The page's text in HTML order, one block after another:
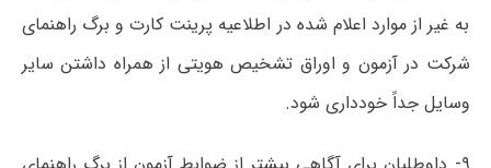
به غیر از موارد اعلام شده در اطلاعیه پرینت کارت و برگ راهنمای
شرکت در آزمون و اوراق تشخیص هویتی از همراه داشتن سایر
وسایل جداً خودداری شود.